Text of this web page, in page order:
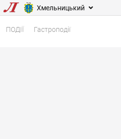
Хмельницький
ПОДІЇ Гастроподії